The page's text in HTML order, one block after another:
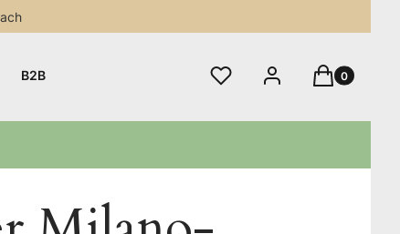
B2B Ulubione Zaloguj sięProdukty w
Koszyk